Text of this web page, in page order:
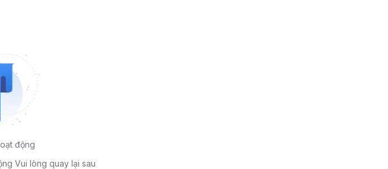
động
Vui lòng quay lại sau